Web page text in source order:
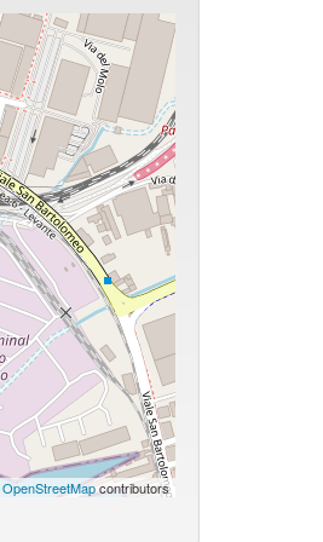
OpenStreetMapcontributors